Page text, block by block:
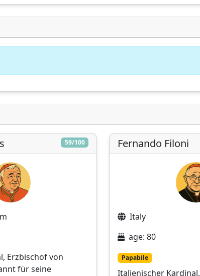
59/100
Erzbischof von
für seine
Fernando Filoni
Italy
age: 80
Papabile
Italienischer